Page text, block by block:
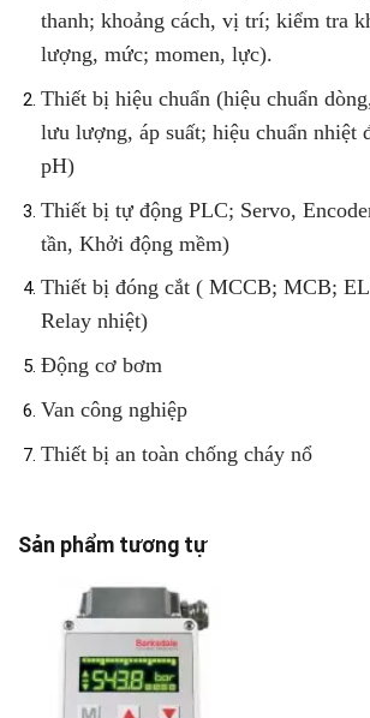
thanh;khoảng cách, vị trí; kiểm tra
lượng, mức; momen, lực).
Thiết bị hiệu chuẩn (hiệu chuẩn
lưu lượng, áp suất;hiệu chuẩn nhiệt
pH)
Thiết bị tự động PLC; Servo,
tần,Khởi động mềm)
Thiết bị đóng cắt (MCCB;MCB;
Relay nhiệt)
Động cơ bơm
Van công nghiệp
Thiết bị an toàn chống cháy nổ
Sản phẩm tương tự